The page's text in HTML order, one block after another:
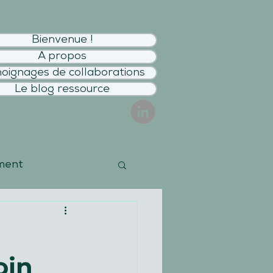
Bienvenue !
A propos
de collaborations
Le blog ressource